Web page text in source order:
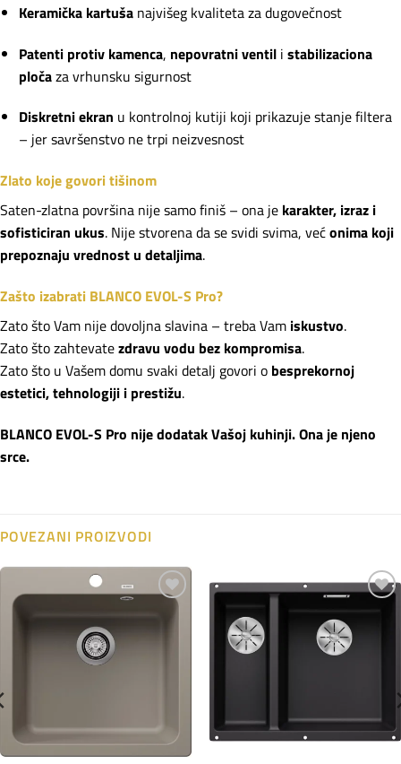
Keramička kartušanajvišeg kvaliteta za dugovečnost
Patenti protiv kamenca, nepovratni ventili stabilizaciona
pločaza vrhunsku sigurnost
Diskretni ekran u kontrolnoj kutiji koji prikazuje stanje filtera
– jer savršenstvo ne trpi neizvesnost
Zlato koje govori tišinom
Saten-zlatna površina nije samo finiš – ona je karakter, izraz i
sofisticiran ukus. Nije stvorena da se svidi svima, većonima koji
prepoznaju vrednost u detaljima.
Zašto izabrati BLANCO EVOL-S Pro?
Zato što Vam nije dovoljna slavina – treba Vam iskustvo.
Zato što zahtevatezdravu vodu bez kompromisa.
Zato što u Vašem domu svaki detalj govori o besprekornoj
estetici, tehnologiji i prestižu.
BLANCO EVOL-S Pro nije dodatak Vašoj kuhinji. Ona je njeno
srce.
POVEZANI PROIZVODI
Dodaj